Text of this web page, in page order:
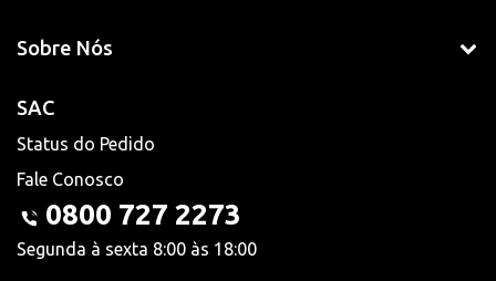
Sobre Nós
SAC
Status do Pedido
Fale Conosco
0800 727 2273
Segunda à sexta 8:00 às 18:00